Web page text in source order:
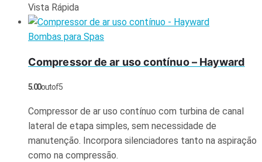
Vista Rápida
Bombas para Spas
Compressor de ar uso contínuo – Hayward
5.00out of 5
Compressor de ar uso contínuo com turbina de canal
lateral de etapa simples, sem necessidade de
manutenção. Incorpora silenciadores tanto na aspiração
como na compressão.